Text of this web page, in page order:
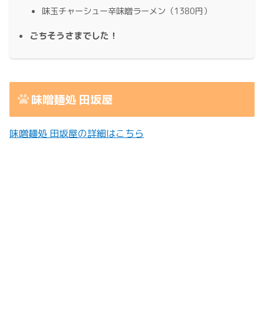
味玉チャーシュー辛味噌ラーメン（1380円）
ごちそうさまでした！
味噌麺処 田坂屋
味噌麺処 田坂屋の詳細はこちら